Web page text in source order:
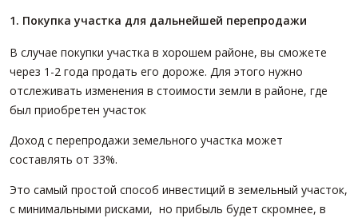
1. Покупка участка для дальнейшей перепродажи
В случае покупки участка в хорошем районе, вы сможете
через 1-2 года продать его дороже. Для этого нужно
отслеживать изменения в стоимости земли в районе, где
был приобретен участок
Доход с перепродажи земельного участка может
составлять от 33%.
Это самый простой способ инвестиций в земельный участок,
с минимальными рисками, но прибыль будет скромнее, в